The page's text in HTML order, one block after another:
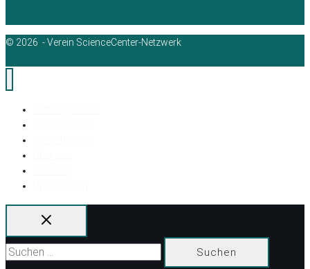
© 2026 - Verein ScienceCenter-Netzwerk
Suchen
nach: